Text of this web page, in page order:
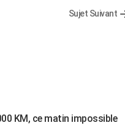
Sujet Suivant
KM, ce matin impossible